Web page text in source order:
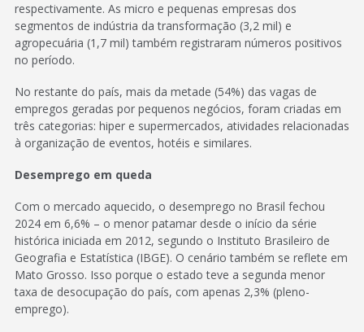
respectivamente. As micro e pequenas empresas dos
segmentos de indústria da transformação (3,2 mil) e
agropecuária (1,7 mil) também registraram números positivos
no período.
No restante do país, mais da metade (54%) das vagas de
empregos geradas por pequenos negócios, foram criadas em
três categorias: hiper e supermercados, atividades relacionadas
à organização de eventos, hotéis e similares.
Desemprego em queda
Com o mercado aquecido, o desemprego no Brasil fechou
2024 em 6,6% – o menor patamar desde o início da série
histórica iniciada em 2012, segundo o Instituto Brasileiro de
Geografia e Estatística (IBGE). O cenário também se reflete em
Mato Grosso. Isso porque o estado teve a segunda menor
taxa de desocupação do país, com apenas 2,3% (pleno-
emprego).